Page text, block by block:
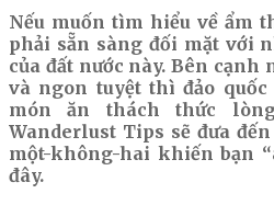
Nếu muốn tìm hiểu về ẩm
phải sẵn sàng đối mặt với
của đất nước này. Bên cạnh
và ngon tuyệt thì đảo
món ăn thách thức
Wanderlust Tips sẽ đưa
một-không-hai khiến bạn
đây.